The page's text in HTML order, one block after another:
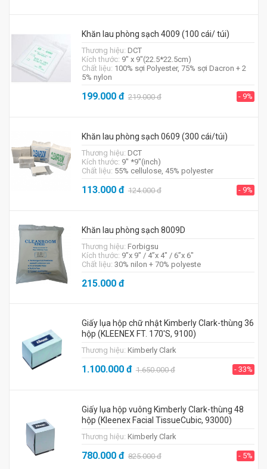
Khăn lau phòng sạch 4009 (100 cái/ túi)
Thương hiệu: DCT
Kích thước: 9″ x 9″(22.5*22.5cm)
Chất liệu: 100% sợi Polyester, 75% sợi Dacron + 2
5% nylon
199.000đ 219.000đ - 9%
Khăn lau phòng sạch 0609 (300 cái/túi)
Thương hiệu: DCT
Kích thước: 9" *9"(inch)
Chất liệu: 55% cellulose, 45% polyester
113.000đ 124.000đ - 9%
Khăn lau phòng sạch 8009D
Thương hiệu: Forbigsu
Kích thước: 9”x 9″ / 4”x 4″ / 6”x 6″
Chất liệu: 30% nilon + 70% polyeste
215.000đ
Giấy lụa hộp chữ nhật Kimberly Clark-thùng 36
hộp (KLEENEX FT. 170'S, 9100)
Thương hiệu: Kimberly Clark
1.100.000đ 1.650.000đ - 33%
Giấy lụa hộp vuông Kimberly Clark-thùng 48
hộp (Kleenex Facial TissueCubic, 93000)
Thương hiệu: Kimberly Clark
780.000đ 825.000đ - 5%